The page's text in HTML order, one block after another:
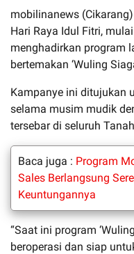
mobilinanews
Hari Raya Idul Fitri,
menghadirkan program
bertemakan ‘Wuling
Kampanye ini ditujukan
selama musim mudik
tersebar di seluruh
Baca juga : Program
Sales Berlangsung
Keuntungannya
“Saat ini program
beroperasi dan siap